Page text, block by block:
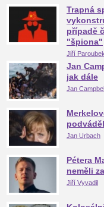
Trapná
případě
"špiona"
Jiří Paroubek
Jan
jak dále
Jan
Jan Urbach
Pétera
neměli
Jiří Vyvadil